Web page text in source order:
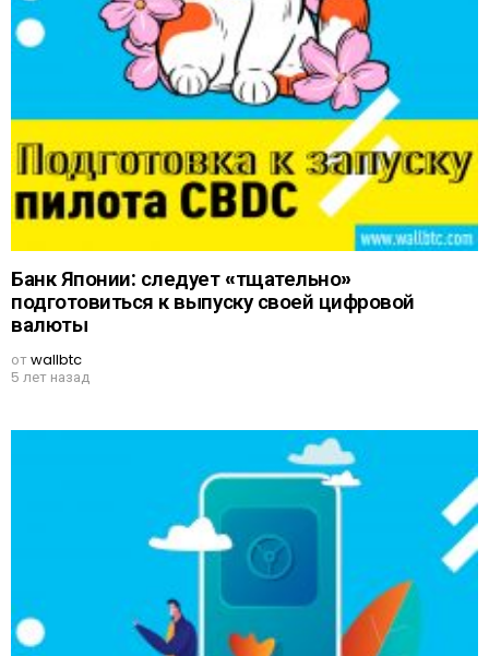
Банк Японии: следует «тщательно»
подготовиться к выпуску своей цифровой
валюты
отwallbtc
5 лет назад